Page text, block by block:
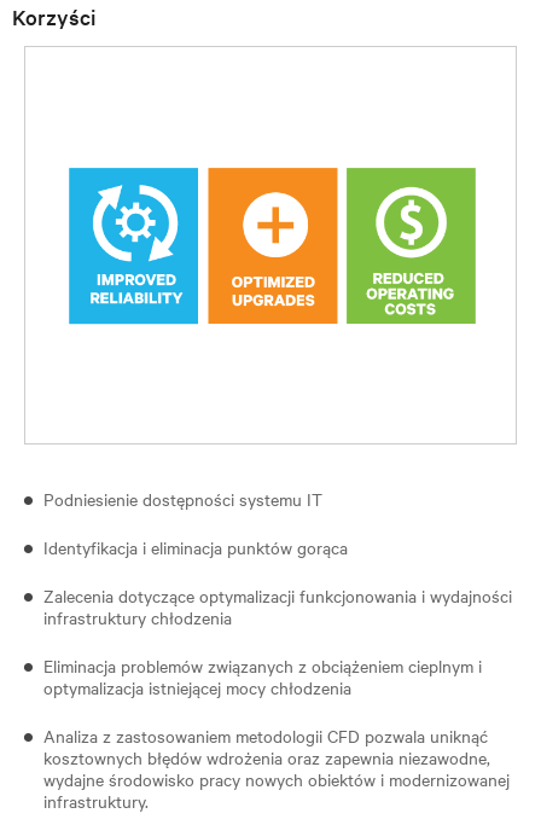
Korzyści
Podniesienie dostępności systemu IT
Identyfikacja i eliminacja punktów gorąca
Zalecenia dotyczące optymalizacji funkcjonowania i wydajności
infrastruktury chłodzenia
Eliminacja problemów związanych z obciążeniem cieplnym i
optymalizacja istniejącej mocy chłodzenia
Analiza z zastosowaniem metodologii CFD pozwala uniknąć
kosztownych błędów wdrożenia oraz zapewnia niezawodne,
wydajne środowisko pracy nowych obiektów i modernizowanej
infrastruktury.